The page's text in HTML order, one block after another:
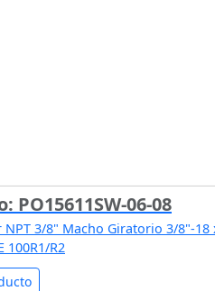
PO15611SW-06-08
NPT 3/8" Macho Giratorio 3/8"-18
100R1/R2